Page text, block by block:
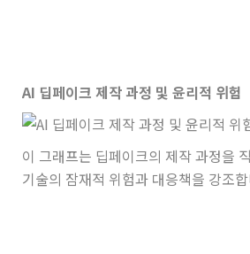
AI 딥페이크 제작 과정 및 윤리적 위험
이 그래프는 딥페이크의 제작 과정을
기술의 잠재적 위험과 대응책을 강조